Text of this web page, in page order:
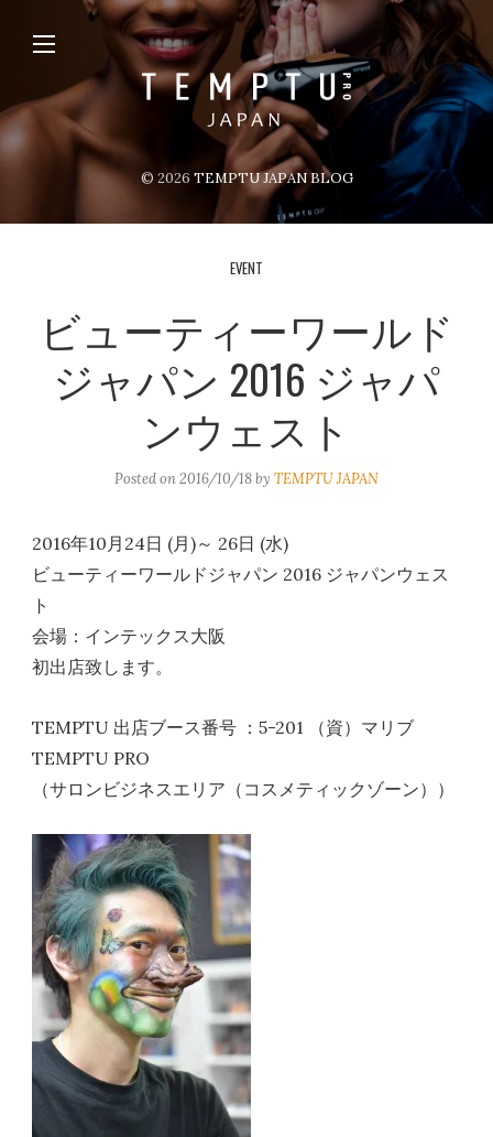
© 2026 TEMPTU JAPAN BLOG
EVENT
ビューティーワールド
ジャパン 2016 ジャパ
ンウェスト
Posted on2016/10/18by TEMPTU JAPAN
2016年10月24日 (月)～ 26日 (水)
ビューティーワールドジャパン 2016 ジャパンウェス
ト
会場：インテックス大阪
初出店致します。
TEMPTU 出店ブース番号 ：5-201 （資）マリブ
TEMPTU PRO
（サロンビジネスエリア（コスメティックゾーン））